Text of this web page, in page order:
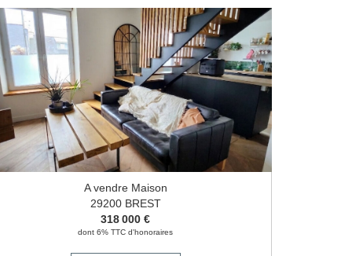
A vendre Maison
29200 BREST
318 000 €
dont 6% TTC d'honoraires